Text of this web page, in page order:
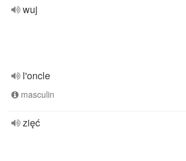
wuj
l'oncle
masculin
zięć